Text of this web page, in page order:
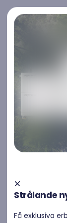
insikter
Strålande
Få exklusiva